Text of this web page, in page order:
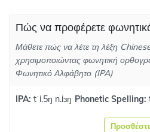
Πώς να προφέρετε
Μάθετε πώς να λέτε τη λέξη
χρησιμοποιώντας φωνητική
Φωνητικό Αλφάβητο (IPA)
IPA: tˈi.5ŋ n.iɜŋ Phonetic Spelling: